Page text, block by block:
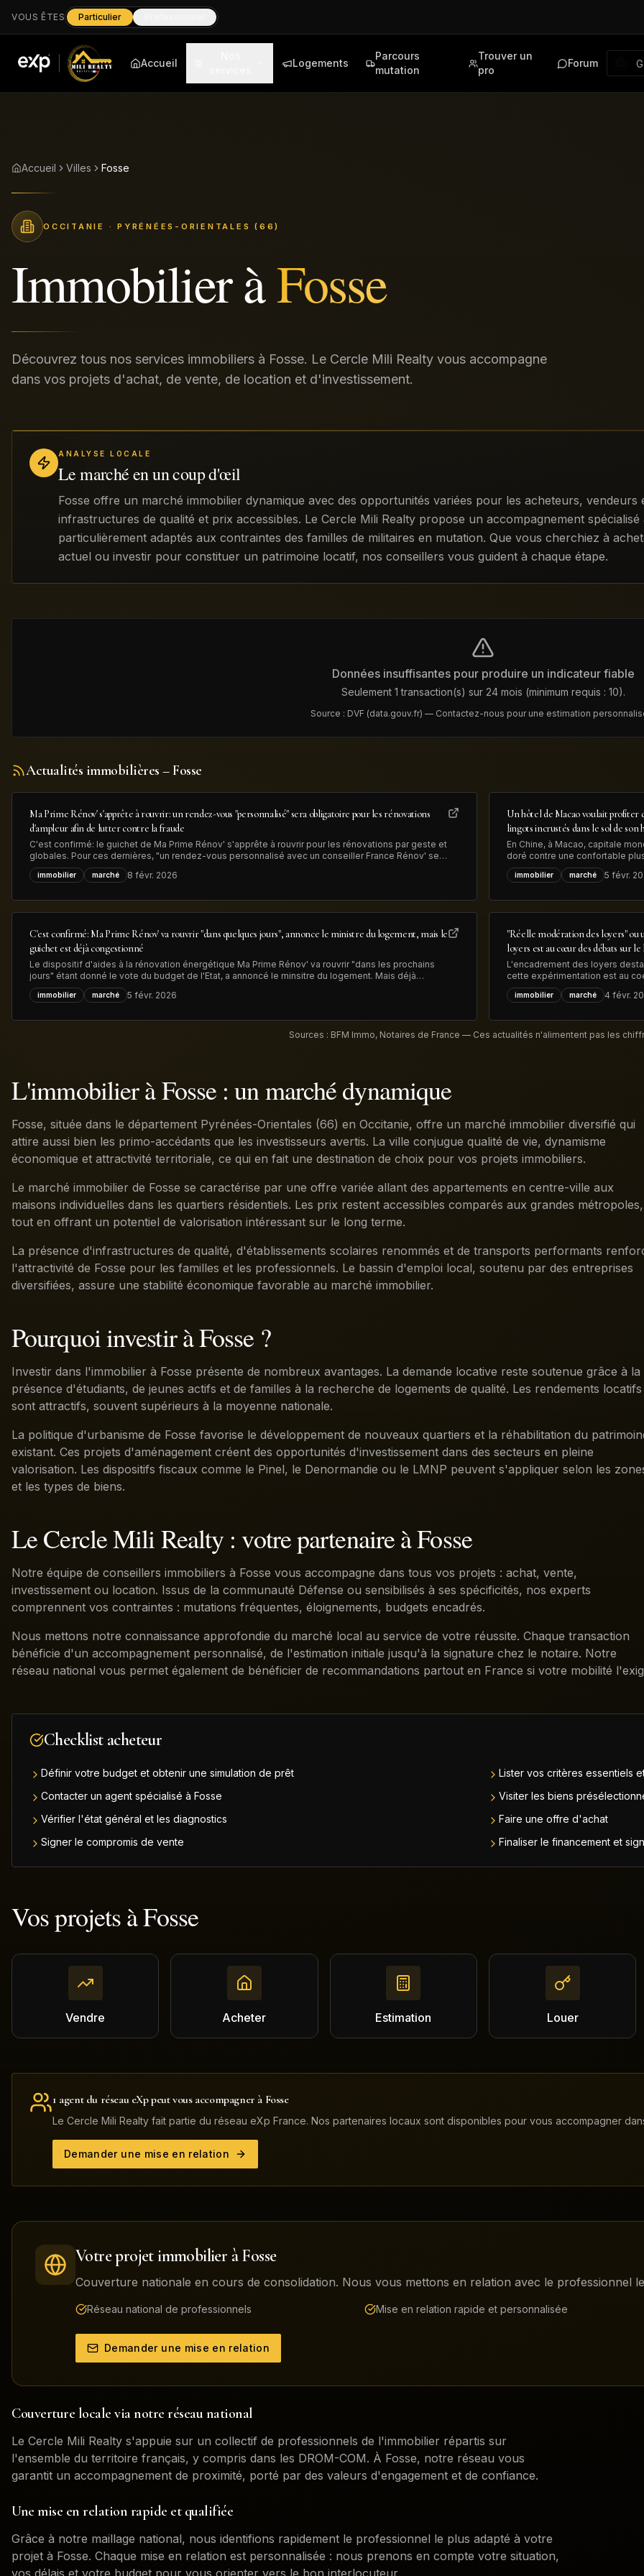
VOUS ÊTES Particulier
Accueil Logements
Parcours
mutation
Trouver un
pro
Forum
Accueil Villes Fosse
OCCITANIE · PYRÉNÉES-ORIENTALES (66)
Immobilier àFosse
Découvrez tous nos services immobiliers à Fosse. Le Cercle Mili Realty vous accompagne
dans vos projets d'achat, de vente, de location et d'investissement.
ANALYSE LOCALE
Le marché en un coup d'œil
Fosse offre un marché immobilier dynamique avec des opportunités variées pour les acheteurs, vendeurs
infrastructures de qualité et prix accessibles. Le Cercle Mili Realty propose un accompagnement
particulièrement adaptés aux contraintes des familles de militaires en mutation. Que vous cherchiez à
actuel ou investir pour constituer un patrimoine locatif, nos conseillers vous guident à chaque étape.
Données insuffisantes pour produire un indicateur fiable
Seulement 1 transaction(s) sur 24 mois (minimum requis : 10).
Source : DVF (data.gouv.fr) — Contactez-nous pour une estimation
Actualités immobilières – Fosse
Ma Prime Rénov' s'apprête à rouvrir: un rendez-vous "personnalisé" sera obligatoire pour les rénovations
d'ampleur afin de lutter contre la fraude
C'est confirmé: le guichet de Ma Prime Rénov' s'apprête à rouvrir pour les rénovations par geste et
globales. Pour ces dernières, "un rendez-vous personnalisé avec un conseiller France Rénov' sera
désormais obligatoire" avant le dépôt de la demande d'aide MaPrimeRénov', précise le
gouvernement, dans
immobilier marché 8 févr. 2026
Un hôtel de Macao voulait profiter
lingots incrustés dans le sol de
En Chine, à Macao, capitale
doré contre une confortable
vendus pour 13 millions de
transformation
immobilier marché 5 févr.
C'est confirmé: Ma Prime Rénov' va rouvrir "dans quelques jours", annonce le ministre du logement, mais le
guichet est déjà congestionné
Le dispositif d'aides à la rénovation énergétique Ma Prime Rénov' va rouvrir "dans les prochains
jours" étant donné le vote du budget de l'Etat, a annoncé le minsitre du logement. Mais déjà
83.000 dossiers, déposés en 2025, sont en attente de traitement, ce qui devrait limiter les
nouvelles demandes
immobilier marché 5 févr. 2026
"Réelle modération des loyers" ou
loyers est au cœur des débats sur
L'encadrement des loyers
cette expérimentation est au
élections municipales de mars
immobilier marché 4 févr.
Sources : BFM Immo, Notaires de France — Ces actualités n'alimentent pas les
L'immobilier à Fosse : un marché dynamique
Fosse, située dans le département Pyrénées-Orientales (66) en Occitanie, offre un marché immobilier diversifié qui
attire aussi bien les primo-accédants que les investisseurs avertis. La ville conjugue qualité de vie, dynamisme
économique et attractivité territoriale, ce qui en fait une destination de choix pour vos projets immobiliers.
Le marché immobilier de Fosse se caractérise par une offre variée allant des appartements en centre-ville aux
maisons individuelles dans les quartiers résidentiels. Les prix restent accessibles comparés aux grandes métropoles,
tout en offrant un potentiel de valorisation intéressant sur le long terme.
La présence d'infrastructures de qualité, d'établissements scolaires renommés et de transports performants
l'attractivité de Fosse pour les familles et les professionnels. Le bassin d'emploi local, soutenu par des entreprises
diversifiées, assure une stabilité économique favorable au marché immobilier.
Pourquoi investir à Fosse ?
Investir dans l'immobilier à Fosse présente de nombreux avantages. La demande locative reste soutenue grâce à la
présence d'étudiants, de jeunes actifs et de familles à la recherche de logements de qualité. Les rendements locatifs
sont attractifs, souvent supérieurs à la moyenne nationale.
La politique d'urbanisme de Fosse favorise le développement de nouveaux quartiers et la réhabilitation du
existant. Ces projets d'aménagement créent des opportunités d'investissement dans des secteurs en pleine
valorisation. Les dispositifs fiscaux comme le Pinel, le Denormandie ou le LMNP peuvent s'appliquer selon les
et les types de biens.
Le Cercle Mili Realty : votre partenaire à Fosse
Notre équipe de conseillers immobiliers à Fosse vous accompagne dans tous vos projets : achat, vente,
investissement ou location. Issus de la communauté Défense ou sensibilisés à ses spécificités, nos experts
comprennent vos contraintes : mutations fréquentes, éloignements, budgets encadrés.
Nous mettons notre connaissance approfondie du marché local au service de votre réussite. Chaque transaction
bénéficie d'un accompagnement personnalisé, de l'estimation initiale jusqu'à la signature chez le notaire. Notre
réseau national vous permet également de bénéficier de recommandations partout en France si votre mobilité
Checklist acheteur
Définir votre budget et obtenir une simulation de prêt
Lister vos critères essentiels
Contacter un agent spécialisé à Fosse
Visiter les biens
Vérifier l'état général et les diagnostics
Faire une offre d'achat
Signer le compromis de vente
Finaliser le financement et
Vos projets àFosse
Vendre Acheter Estimation Louer
1 agentdu réseau eXppeutvous accompagner à Fosse
Le Cercle Mili Realty fait partie du réseau eXp France. Nos partenaires locaux sont disponibles pour vous accompagner
Demander une mise en relation
Votre projet immobilier àFosse
Couverture nationale en cours de consolidation. Nous vous mettons en relation avec le professionnel
Réseau national de professionnels Mise en relation rapide et personnalisée
Demander une mise en relation
Couverture locale via notre réseau national
Le Cercle Mili Realty s'appuie sur un collectif de professionnels de l'immobilier répartis sur
l'ensemble du territoire français, y compris dans les DROM-COM. À Fosse, notre réseau vous
garantit un accompagnement de proximité, porté par des valeurs d'engagement et de confiance.
Une mise en relation rapide et qualifiée
Grâce à notre maillage national, nous identifions rapidement le professionnel le plus adapté à votre
projet à Fosse. Chaque mise en relation est personnalisée : nous prenons en compte votre situation,
vos délais et votre budget pour vous orienter vers le bon interlocuteur.